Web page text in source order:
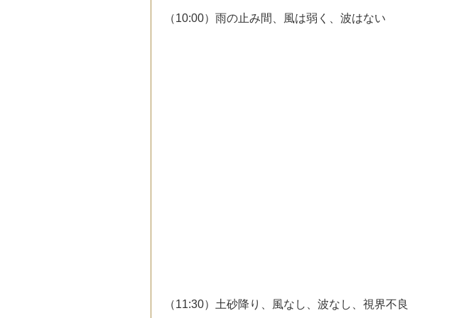
（10:00）雨の止み間、風は弱く、波はない
（11:30）土砂降り、風なし、波なし、視界不良